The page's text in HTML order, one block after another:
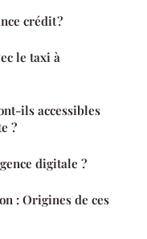
crédit ?
le taxi à
ils accessibles
?
digitale ?
: Origines de ces